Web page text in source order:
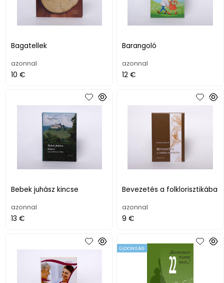
Bagatellek
azonnal
10 €
Barangoló
azonnal
12 €
Bebek juhász kincse
azonnal
13 €
Bevezetés a folklorisztikába
azonnal
9 €
ÚjDONSÁG